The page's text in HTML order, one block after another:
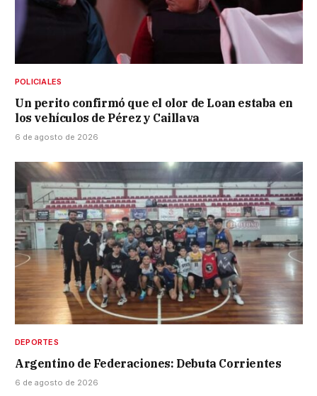
POLICIALES
Un perito confirmó que el olor de Loan estaba en
los vehículos de Pérez y Caillava
6 de agosto de 2026
DEPORTES
Argentino de Federaciones: Debuta Corrientes
6 de agosto de 2026